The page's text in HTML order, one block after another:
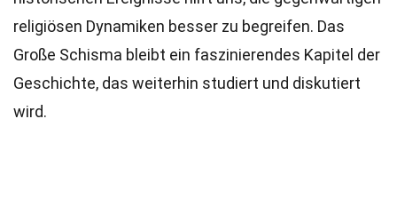
religiösen Dynamiken besser zu begreifen. Das
Große Schisma bleibt ein faszinierendes Kapitel der
Geschichte, das weiterhin studiert und diskutiert
wird.